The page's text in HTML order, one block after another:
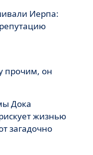
Иерпа:
прочим, он
Дока
жизнью
загадочно